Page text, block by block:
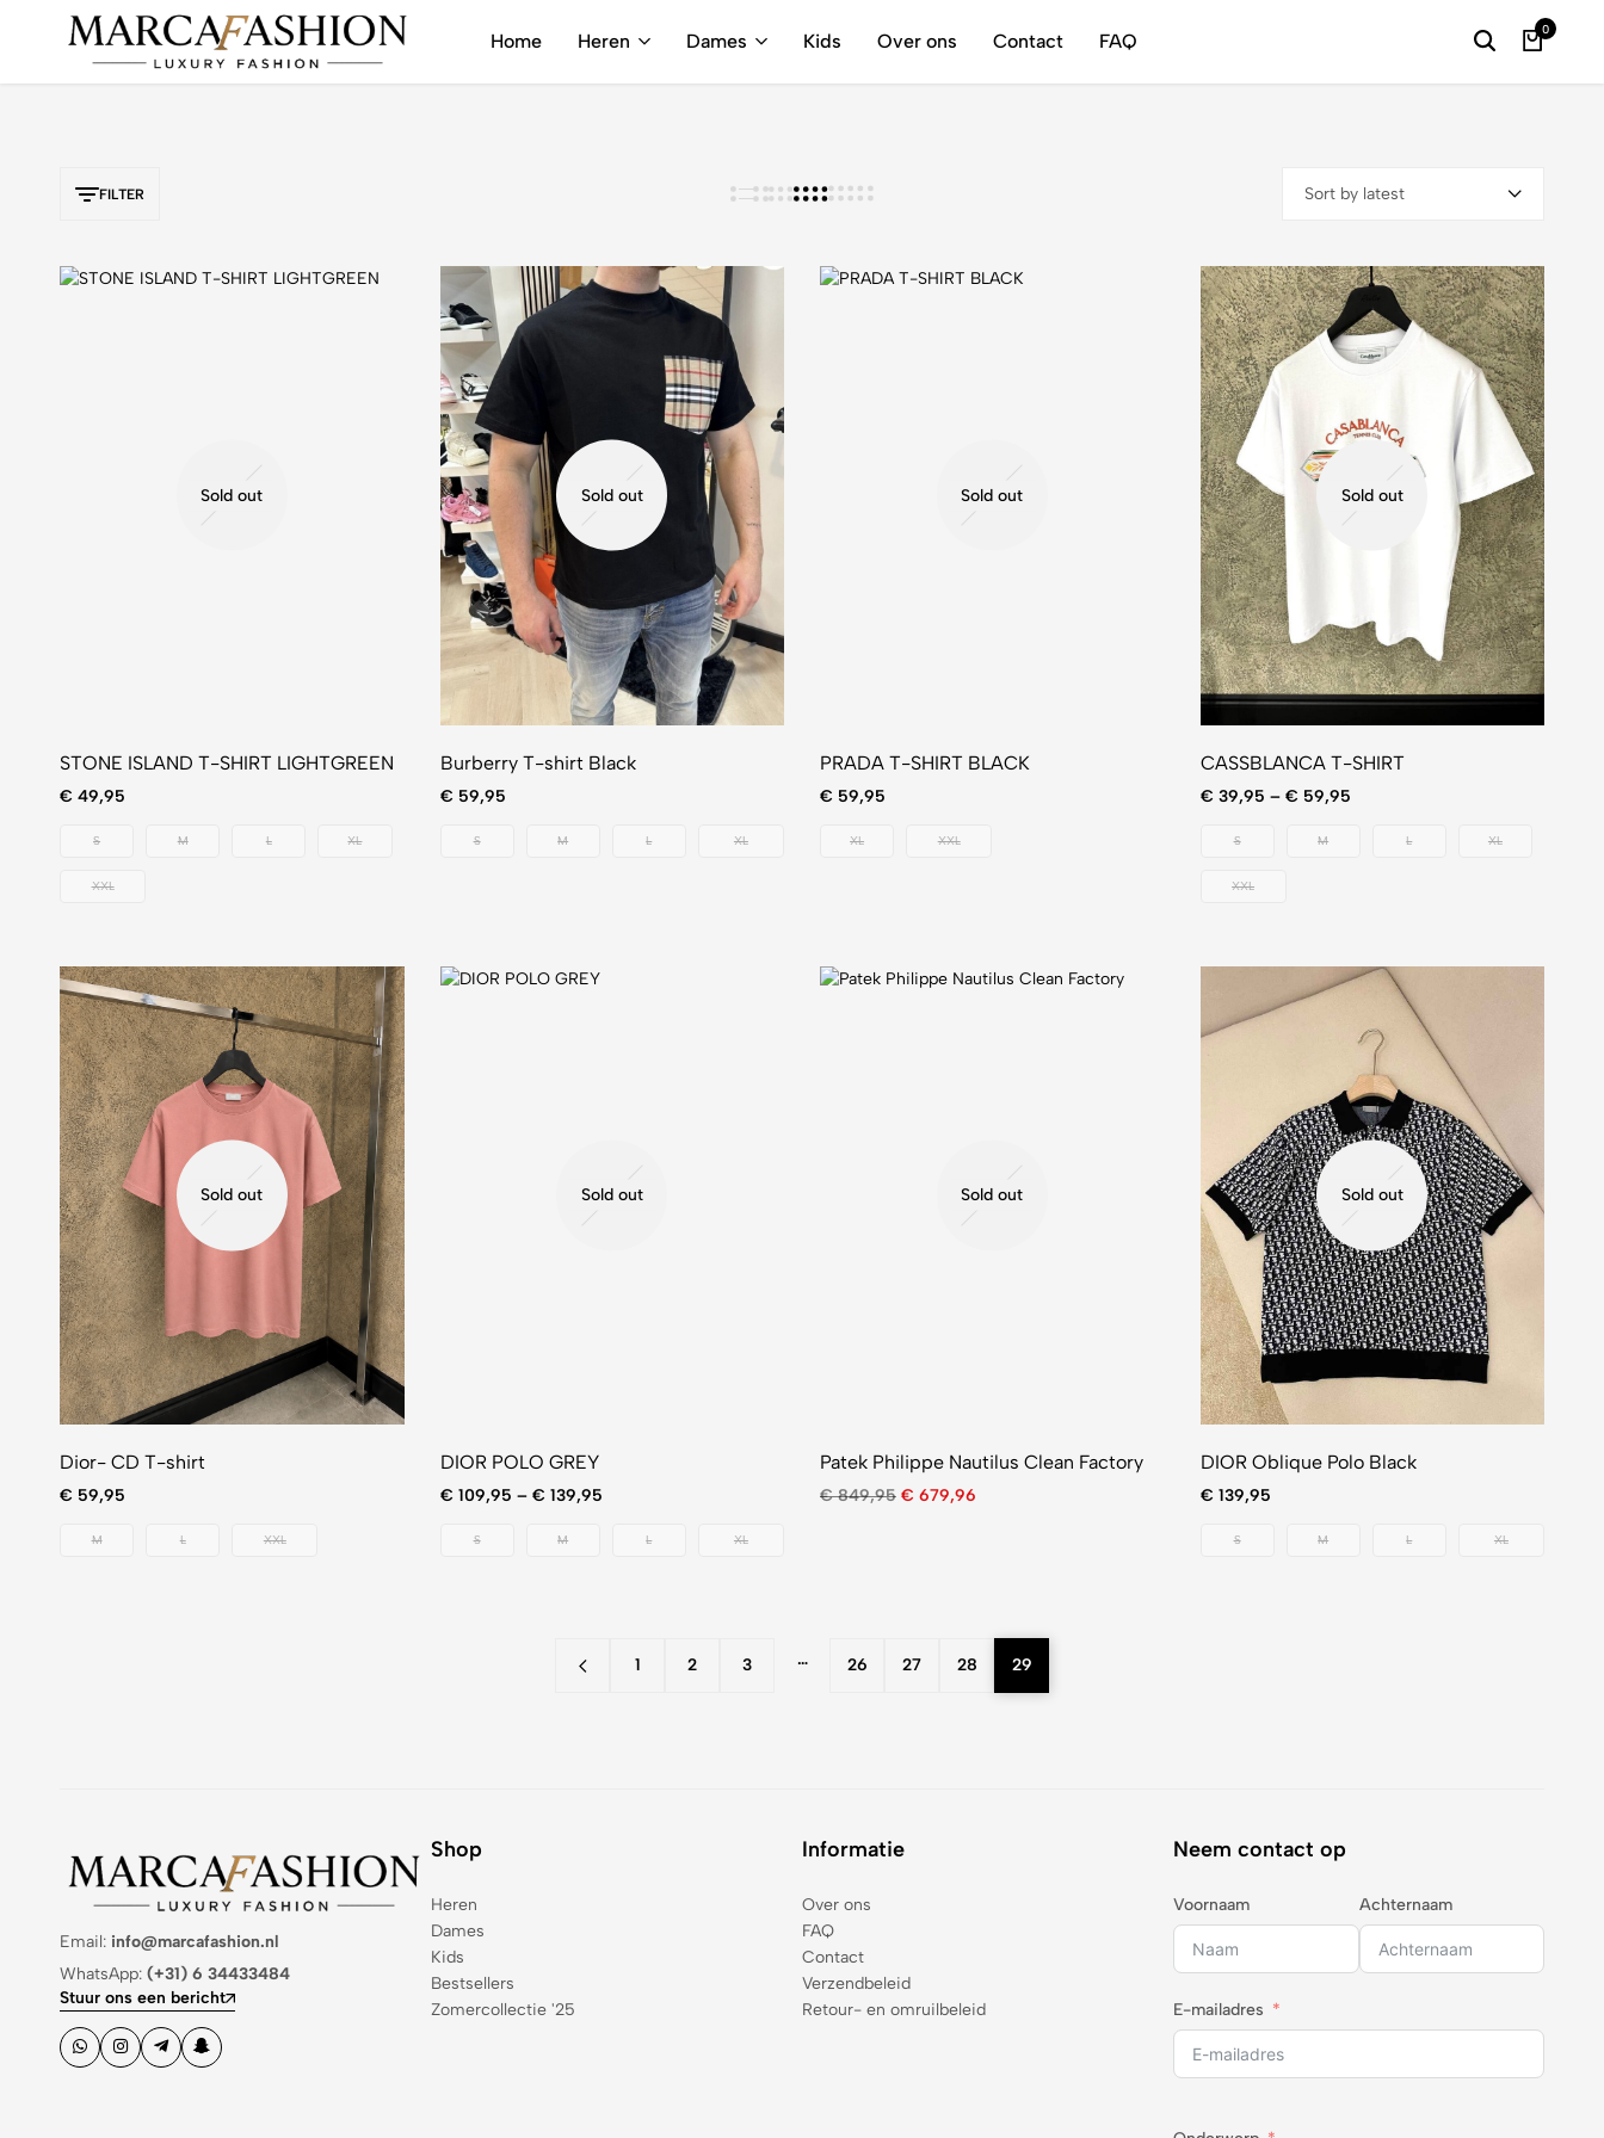
Home Heren Dames Kids Over ons Contact FAQ
0
FILTER Sort by latest
Sold out
STONE ISLAND T-SHIRT LIGHTGREEN
€ 49,95
S M L XL
XXL
Sold out
Burberry T-shirt Black
€ 59,95
S M L XL
Sold out
PRADA T-SHIRT BLACK
€ 59,95
XL XXL
Sold out
CASSBLANCA T-SHIRT
€ 39,95 – € 59,95
S M L XL
XXL
Sold out
Dior- CD T-shirt
€ 59,95
M L XXL
Sold out
DIOR POLO GREY
€ 109,95 – € 139,95
S M L XL
Sold out
Patek Philippe Nautilus Clean Factory
€849,95 € 679,96
Sold out
DIOR Oblique Polo Black
€ 139,95
S M L XL
1 2 3 … 26 27 28 29
Email: info@marcafashion.nl
WhatsApp: (+31) 6 34433484
Stuur ons een bericht
Shop
Heren
Dames
Kids
Bestsellers
Zomercollectie '25
Informatie
Over ons
FAQ
Contact
Verzendbeleid
Retour- en omruilbeleid
Neem contact op
Voornaam Achternaam
E-mailadres